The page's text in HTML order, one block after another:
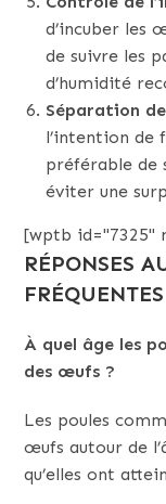
d’incuber les
de suivre les
d’humidité
Séparation
l’intention de
préférable de
éviter une
[wptb id="7325"
RÉPONSES
FRÉQUENTES
À quel âge les
des œufs ?
Les poules
œufs autour de
qu’elles ont